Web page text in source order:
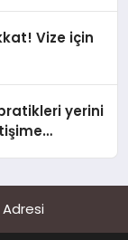
Vize için
yerini